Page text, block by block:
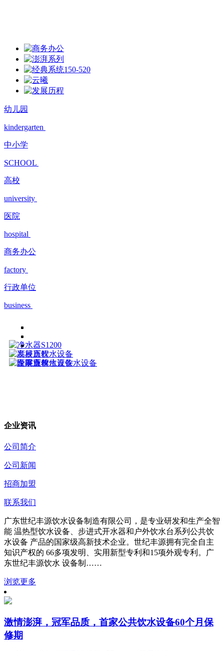
幼儿园
kindergarten
中小学
SCHOOL
高校
university
医院
hospital
商务办公
factory
行政单位
business
企业资讯
公司简介
公司新闻
招商加盟
联系我们
广东世纪丰源饮水设备制造有限公司，是专业研发和生产全智
能 温热型饮水设备、步进式开水器和户外饮水台系列公共饮
水设备 产品的国家级高新技术企业。世纪丰源拥有完全自主
知识产权的 66多项发明、实用新型专利和15项外观专利。广
东世纪丰源饮水 设备制……
浏览更多
激情澎湃，冠军品质，首家公共饮水设备60个月保
修期